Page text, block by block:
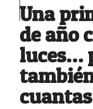
Una
de año
luces…